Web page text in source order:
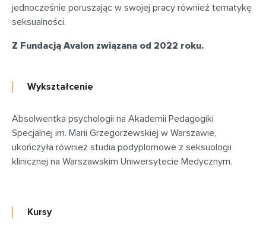
jednocześnie poruszając w swojej pracy również tematykę
seksualności.
Z Fundacją Avalon związana od 2022 roku.
Wykształcenie
Absolwentka psychologii na Akademii Pedagogiki
Specjalnej im. Marii Grzegorzewskiej w Warszawie,
ukończyła również studia podyplomowe z seksuologii
klinicznej na Warszawskim Uniwersytecie Medycznym.
Kursy